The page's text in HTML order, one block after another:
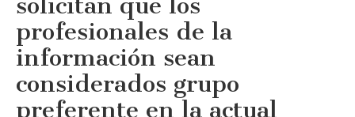
profesionales de la
información sean
considerados grupo
preferente en la actual